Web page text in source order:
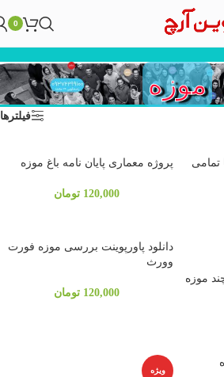
0
موزه
فیلترها
تمامی
پروژه معماری پایان نامه باغ موزه
120,000 تومان
موزه
دانلود پاورپوینت بررسی موزه فورت
وورث
120,000 تومان
ویژه